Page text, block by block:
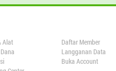
Alat
Daftar Member
Langganan Data
Buka Account